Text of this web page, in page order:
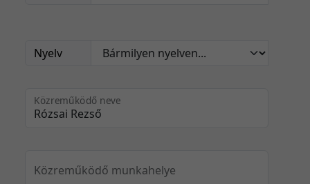
Nyelv
Közreműködő neve
Közreműködő munkahelye